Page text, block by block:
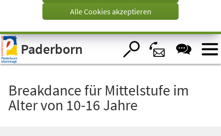
Visuelle
Assistenzsoftware
öffnen.
Alle Cookies akzeptieren
Paderborn
Breakdance für Mittelstufe im
Alter von 10-16 Jahre